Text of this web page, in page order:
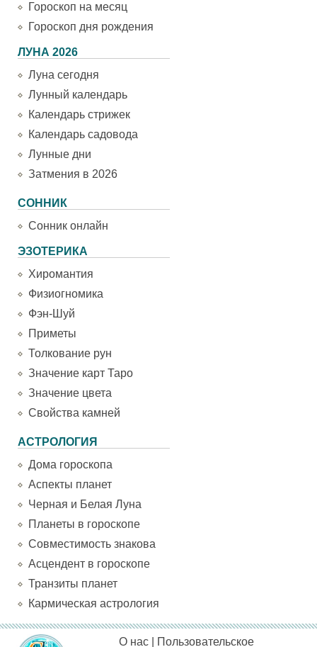
Гороскоп на месяц
Гороскоп дня рождения
ЛУНА 2026
Луна сегодня
Лунный календарь
Календарь стрижек
Календарь садовода
Лунные дни
Затмения в 2026
СОННИК
Сонник онлайн
ЭЗОТЕРИКА
Хиромантия
Физиогномика
Фэн-Шуй
Приметы
Толкование рун
Значение карт Таро
Значение цвета
Свойства камней
АСТРОЛОГИЯ
Дома гороскопа
Аспекты планет
Черная и Белая Луна
Планеты в гороскопе
Совместимость знакова
Асцендент в гороскопе
Транзиты планет
Кармическая астрология
О нас Пользовательское